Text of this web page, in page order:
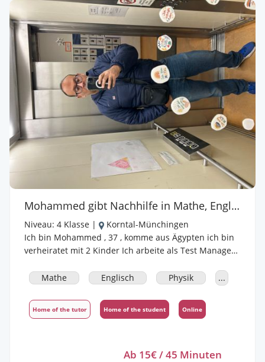
lernbar sind. Darauf aufbauend können dann auch
schwieriger Aufgaben einfacher gelöst werden. Ich
kann sehr gut die Lehrinhalte vermitteln und kann
sehr gut auf die individuellen Bedürfnisse der Schüler
eingehen. Nach ein paar Wochen Nachhilfe sind in
der Regel sehr schnell Erfolge zu sehen. Wir üben den
aktuell in der Schule behandelten Stoff, machen
Hausaufgaben zusammen und bereiten uns dann
insbesondere auf die Klassenarbeiten intensiv
gemeinsam vor. Mir macht die Arbeit mit den
Schülern sehr viel Spaß und ich freu mich dann sehr
wenn wir gemeinsam auch Erfolge haben.
Mohammed gibt Nachhilfe in Mathe, Englisch, Physik, Chemie
Niveau: 4 Klasse |
Korntal-Münchingen
Ich bin Mohammed , 37 , komme aus Ägypten ich bin
verheiratet mit 2 Kinder Ich arbeite als Test Manager
Engineering in Uni Studiert
Mathe Englisch Physik ...
Home of the tutor Home of the student Online
Ab 15€ / 45 Minuten